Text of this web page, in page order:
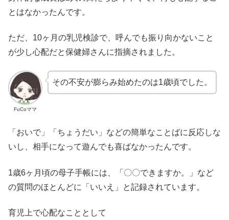
とはなかったんです。
ただ、10ヶ月の乳児検診で、呼んでも振り向かないこと
が少し心配だと保健婦さんに指摘されました。
FuCoママ
その不安が膨らみ始めたのは1歳頃でした。
「おいで」「ちょうだい」などの簡単なことばに反応しな
いし、相手になって遊んでも喜ばなかったんです。
1歳6ヶ月頃の母子手帳には、「〇〇できますか。」など
の質問のほとんどに「いいえ」と記録されています。
育児上で心配なこととして